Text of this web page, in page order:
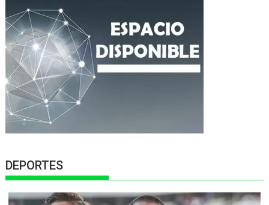
DEPORTES